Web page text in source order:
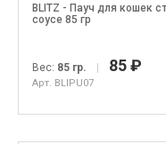
BLITZ - Пауч для кошек
соусе 85 гр
Вес: 85 гр. | 85 ₽
Арт. BLIPU07